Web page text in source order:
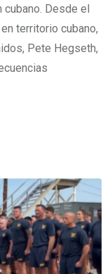
Desde el
territorio cubano,
Pete Hegseth,